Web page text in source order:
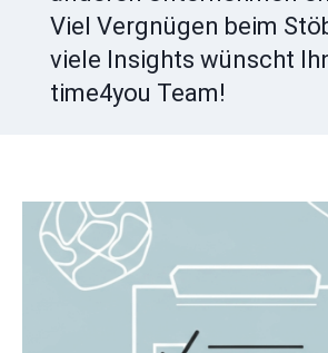
Viel Vergnügen beim
viele Insights wünscht
time4you Team!